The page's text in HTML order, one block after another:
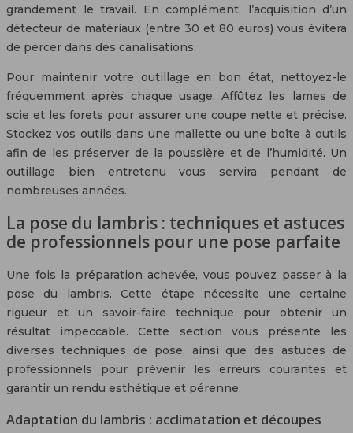
grandement le travail. En complément, l’acquisition d’un
détecteur de matériaux (entre 30 et 80 euros) vous évitera
de percer dans des canalisations.
Pour maintenir votre outillage en bon état, nettoyez-le
fréquemment après chaque usage. Affûtez les lames de
scie et les forets pour assurer une coupe nette et précise.
Stockez vos outils dans une mallette ou une boîte à outils
afin de les préserver de la poussière et de l’humidité. Un
outillage bien entretenu vous servira pendant de
nombreuses années.
La pose du lambris : techniques et astuces
de professionnels pour une pose parfaite
Une fois la préparation achevée, vous pouvez passer à la
pose du lambris. Cette étape nécessite une certaine
rigueur et un savoir-faire technique pour obtenir un
résultat impeccable. Cette section vous présente les
diverses techniques de pose, ainsi que des astuces de
professionnels pour prévenir les erreurs courantes et
garantir un rendu esthétique et pérenne.
Adaptation du lambris : acclimatation et découpes